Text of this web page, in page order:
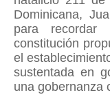
Dominicana,
para
constitución
el
sustentada en
una gobernanza